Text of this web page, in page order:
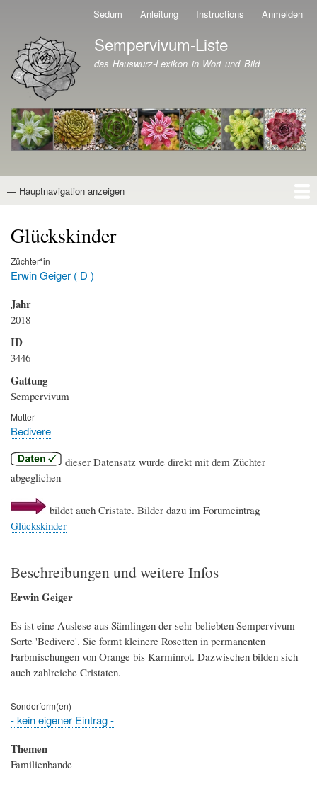
Direkt
zum
Inhalt
Sedum Anleitung Instructions Anmelden
Branding der Website
Sempervivum-Liste
das Hauswurz-Lexikon in Wort und Bild
Hauptnavigation
— Hauptnavigation anzeigen
Glückskinder
Züchter*in
Erwin Geiger ( D )
Jahr
2018
ID
3446
Gattung
Sempervivum
Mutter
Bedivere
dieser Datensatz wurde direkt mit dem Züchter
abgeglichen
bildet auch Cristate. Bilder dazu im Forumeintrag
Glückskinder
Beschreibungen und weitere Infos
Erwin Geiger
Es ist eine Auslese aus Sämlingen der sehr beliebten Sempervivum
Sorte 'Bedivere'. Sie formt kleinere Rosetten in permanenten
Farbmischungen von Orange bis Karminrot. Dazwischen bilden sich
auch zahlreiche Cristaten.
Sonderform(en)
- kein eigener Eintrag -
Themen
Familienbande